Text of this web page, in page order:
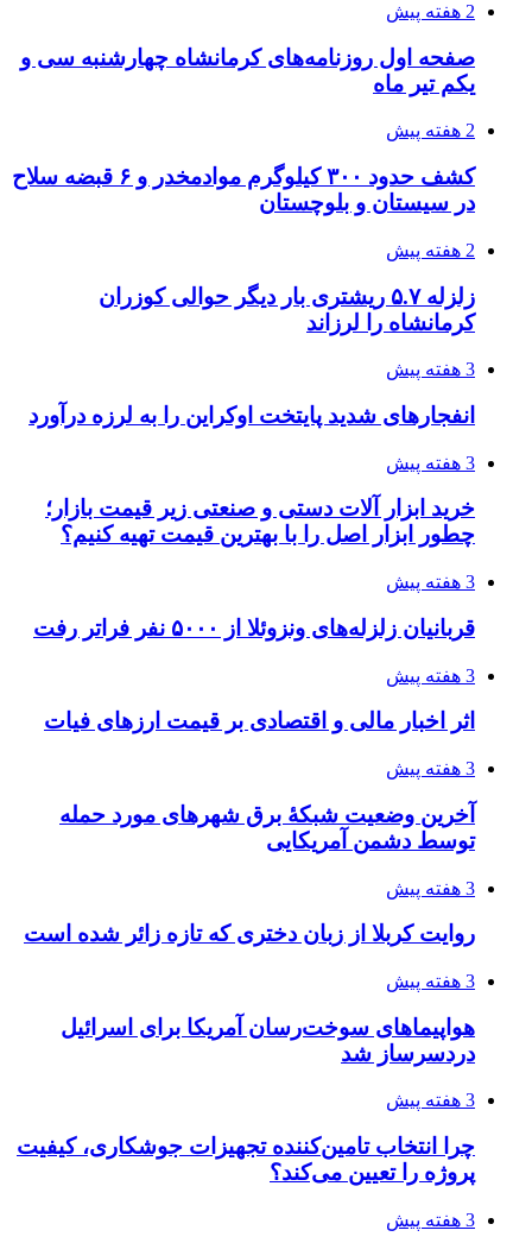
2 هفته پیش
صفحه اول روزنامه‌های کرمانشاه چهارشنبه سی و
یکم تیر ماه
2 هفته پیش
کشف حدود ۳۰۰ کیلوگرم موادمخدر و ۶ قبضه سلاح
در سیستان و بلوچستان
2 هفته پیش
زلزله ۵.۷ ریشتری بار دیگر حوالی کوزران
کرمانشاه را لرزاند
3 هفته پیش
انفجارهای شدید پایتخت اوکراین را به لرزه درآورد
3 هفته پیش
خرید ابزار آلات دستی و صنعتی زیر قیمت بازار؛
چطور ابزار اصل را با بهترین قیمت تهیه کنیم؟
3 هفته پیش
قربانیان زلزله‌های ونزوئلا از ۵۰۰۰ نفر فراتر رفت
3 هفته پیش
اثر اخبار مالی و اقتصادی بر قیمت ارزهای فیات
3 هفته پیش
آخرین وضعیت شبکۀ برق شهرهای مورد حمله
توسط دشمن آمریکایی
3 هفته پیش
روایت کربلا از زبان دختری که تازه زائر شده است
3 هفته پیش
هواپیماهای سوخت‌رسان آمریکا برای اسرائیل
دردسرساز شد
3 هفته پیش
چرا انتخاب تامین‌کننده تجهیزات جوشکاری، کیفیت
پروژه را تعیین می‌کند؟
3 هفته پیش